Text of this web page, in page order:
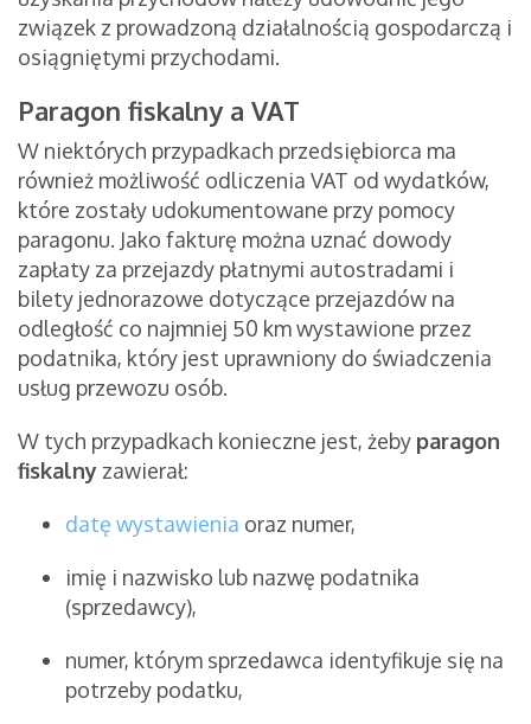
związek z prowadzoną działalnością gospodarczą i
osiągniętymi przychodami.
Paragon fiskalny a VAT
W niektórych przypadkach przedsiębiorca ma
również możliwość odliczenia VAT od wydatków,
które zostały udokumentowane przy pomocy
paragonu. Jako fakturę można uznać dowody
zapłaty za przejazdy płatnymi autostradami i
bilety jednorazowe dotyczące przejazdów na
odległość co najmniej 50 km wystawione przez
podatnika, który jest uprawniony do świadczenia
usług przewozu osób.
W tych przypadkach konieczne jest, żeby paragon
fiskalny zawierał:
datę wystawienia oraz numer,
imię i nazwisko lub nazwę podatnika
(sprzedawcy),
numer, którym sprzedawca identyfikuje się na
potrzeby podatku,